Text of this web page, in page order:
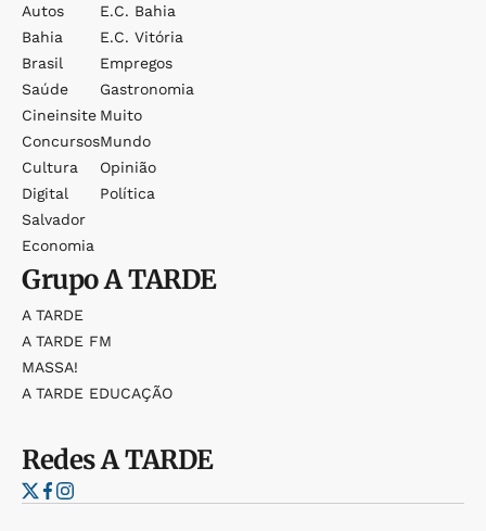
Autos
Bahia
Brasil
Saúde
Cineinsite
Concursos
Cultura
Digital
Salvador
Economia
E.c. Bahia
E.c. Vitória
Empregos
Gastronomia
Muito
Mundo
Opinião
Política
GrupoA TARDE
A TARDE
A TARDE FM
MASSA!
A TARDE EDUCAÇÃO
RedesA TARDE